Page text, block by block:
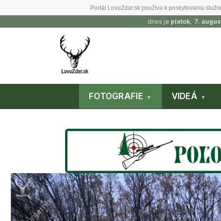
Portál LovuZdar.sk používa k poskytovaniu
dnes je piatok, 7.
FOTOGRAFIE VIDEÁ